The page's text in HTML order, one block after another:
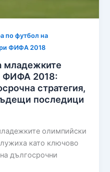
по футбол на
ФИФА 2018
младежките
ФИФА 2018:
стратегия,
последици
олимпийски
като ключово
дългосрочни